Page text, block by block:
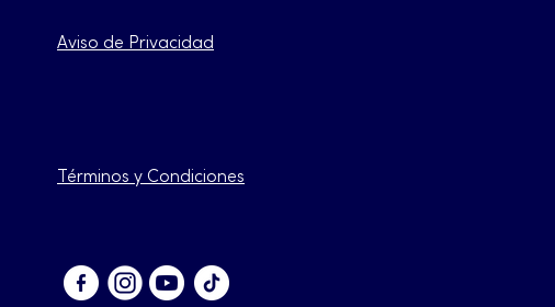
Aviso de Privacidad
Términos y Condiciones